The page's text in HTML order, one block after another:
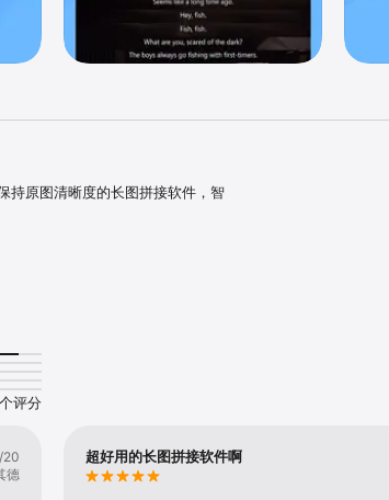
持原图清晰度的长图拼接软件，智
评分
德
超好用的长图拼接软件啊